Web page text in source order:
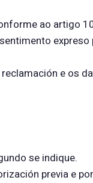
ao artigo
expreso
e os
se indique.
previa e por